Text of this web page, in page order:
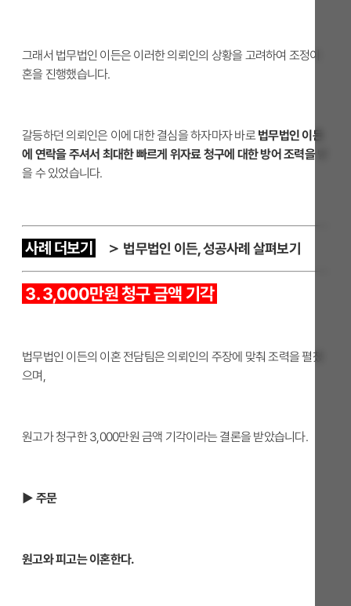
그래서 법무법인 이든은 이러한 의뢰인의 상황을 고려하여 조정이
혼을 진행했습니다.
갈등하던 의뢰인은 이에 대한 결심을 하자마자 바로 법무법인 이든
에 연락을 주셔서 최대한 빠르게 위자료 청구에 대한 방어 조력을받
을 수 있었습니다.
사례 더보기 ＞ 법무법인 이든, 성공사례 살펴보기
3. 3,000만원 청구 금액 기각
법무법인 이든의 이혼 전담팀은 의뢰인의 주장에 맞춰 조력을 펼쳤
으며,
원고가 청구한 3,000만원 금액 기각이라는 결론을 받았습니다.
▶ 주문
원고와 피고는 이혼한다.